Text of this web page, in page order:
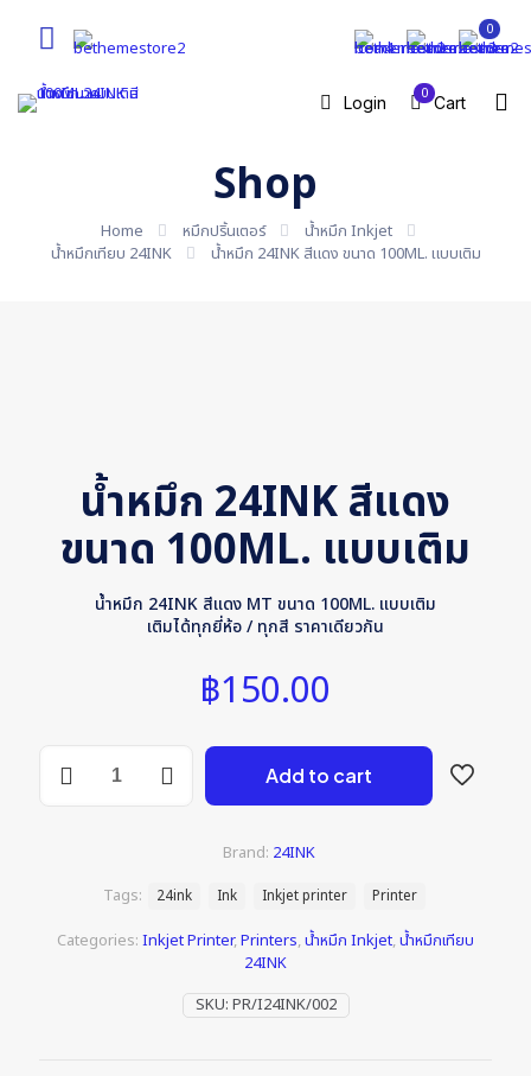
0
Login 0 Cart
Shop
Home หมึกปริ้นเตอร์
น้ำหมึก Inkjet
น้ำหมึกเทียบ 24INK
น้ำหมึก 24INK สีแดง ขนาด 100ML. แบบเติม
น้ำหมึก 24INK สีแดง
ขนาด 100ML. แบบเติม
น้ำหมึก 24INK สีแดง MT ขนาด 100ML. แบบเติม
เติมได้ทุกยี่ห้อ / ทุกสี ราคาเดียวกัน
฿150.00
น้ำ
หมึก
24INK
เติม
Add to cart
SKU: PR/I24INK/002
Categories: Inkjet Printer,Printers,น้ำหมึก Inkjet,น้ำหมึกเทียบ
24INK
Tags: 24ink Ink Inkjet printer Printer
Brand: 24INK